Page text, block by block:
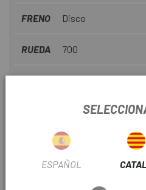
FRENO Disco
RUEDA 700
TIPUS TRANSMISSIÓ
ESPAÑOL